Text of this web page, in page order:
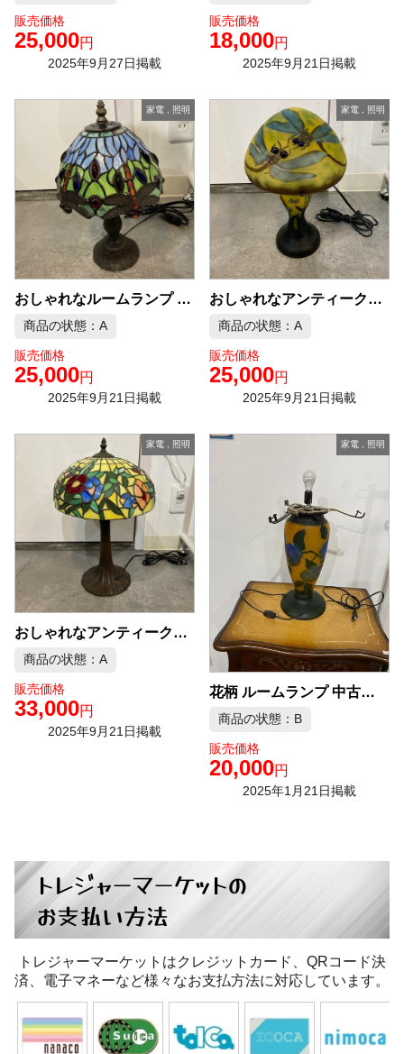
販売価格
25,000円
2025年9月27日掲載
販売価格
18,000円
2025年9月21日掲載
家電, 照明
おしゃれなルームランプ アンティーク 中古品販売
商品の状態：A
販売価格
25,000円
2025年9月21日掲載
家電 照明
おしゃれなアンティークランプ トンボ柄 エミール・ガレ 中古品販売
商品の状態：A
販売価格
25,000円
2025年9月21日掲載
家電, 照明
おしゃれなアンティークランプ キノコランプ
商品の状態：A
販売価格
33,000円
2025年9月21日掲載
家電 照明
花柄 ルームランプ 中古品販売
商品の状態：B
販売価格
20,000円
2025年1月21日掲載
トレジャーマーケットの
お支払い方法
トレジャーマーケットはクレジットカード、QRコード決
済、電子マネーなど様々なお支払方法に対応しています。